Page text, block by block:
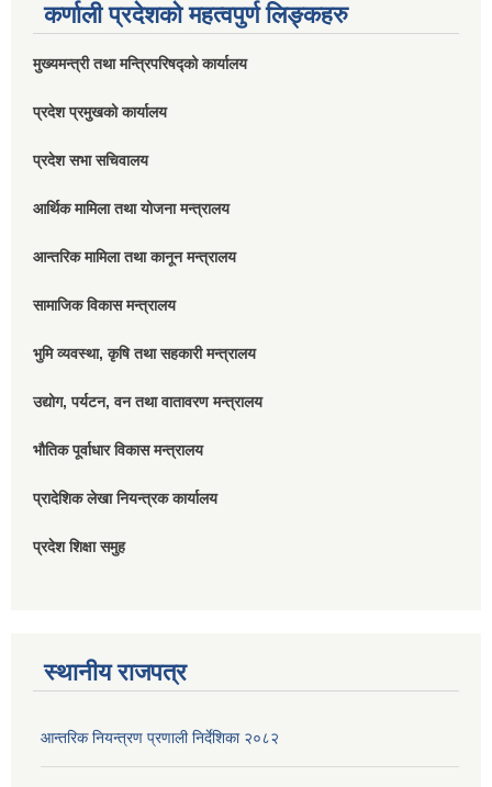
कर्णाली प्रदेशको महत्वपुर्ण लिङ्कहरु
मुख्यमन्त्री तथा मन्त्रिपरिषद्को कार्यालय
प्रदेश प्रमुखको कार्यालय
प्रदेश सभा सचिवालय
आर्थिक मामिला तथा योजना मन्त्रालय
आन्तरिक मामिला तथा कानून मन्त्रालय
सामाजिक विकास मन्त्रालय
भुमि व्यवस्था, कृषि तथा सहकारी मन्त्रालय
उद्योग, पर्यटन, वन तथा वातावरण मन्त्रालय
भौतिक पूर्वाधार विकास मन्त्रालय
प्रादेशिक लेखा नियन्त्रक कार्यालय
प्रदेश शिक्षा समुह
स्थानीय राजपत्र
आन्तरिक नियन्त्रण प्रणाली निर्देशिका २०८२